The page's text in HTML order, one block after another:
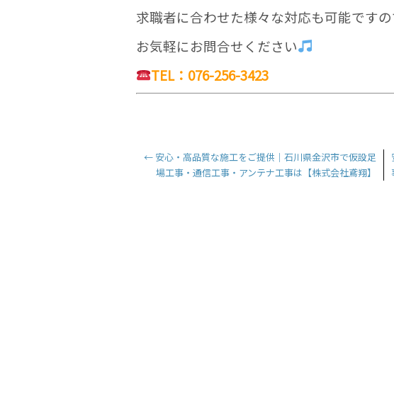
求職者に合わせた様々な対応も可能です
お気軽にお問合せください
TEL：076-256-3423
← 安心・高品質な施工をご提供｜石川県金沢市で仮設足
場工事・通信工事・アンテナ工事は【株式会社鳶翔】